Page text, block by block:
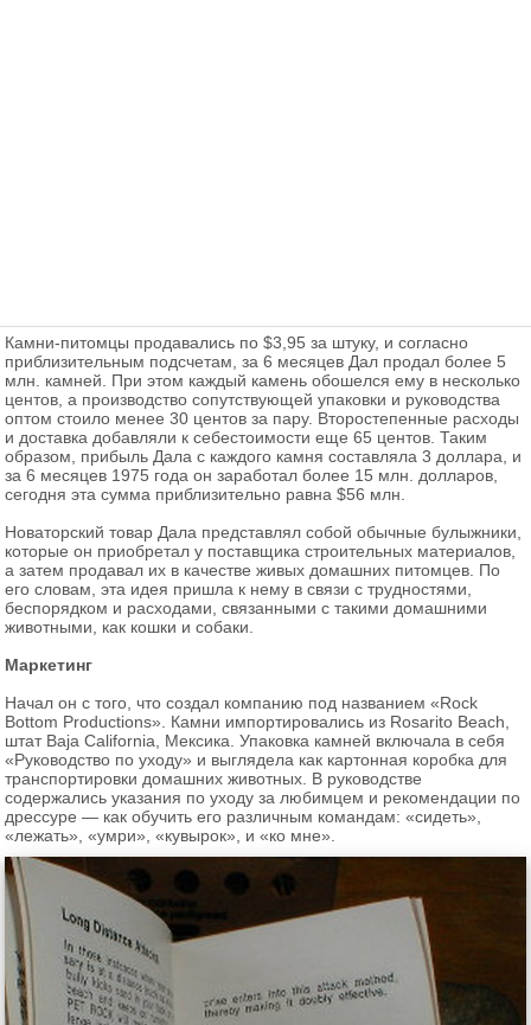
Камни-питомцы продавались по $3,95 за штуку, и согласно
приблизительным подсчетам, за 6 месяцев Дал продал более 5
млн. камней. При этом каждый камень обошелся ему в несколько
центов, а производство сопутствующей упаковки и руководства
оптом стоило менее 30 центов за пару. Второстепенные расходы
и доставка добавляли к себестоимости еще 65 центов. Таким
образом, прибыль Дала с каждого камня составляла 3 доллара, и
за 6 месяцев 1975 года он заработал более 15 млн. долларов,
сегодня эта сумма приблизительно равна $56 млн.
Новаторский товар Дала представлял собой обычные булыжники,
которые он приобретал у поставщика строительных материалов,
а затем продавал их в качестве живых домашних питомцев. По
его словам, эта идея пришла к нему в связи с трудностями,
беспорядком и расходами, связанными с такими домашними
животными, как кошки и собаки.
Маркетинг
Начал он с того, что создал компанию под названием «Rock
Bottom Productions». Камни импортировались из Rosarito Beach,
штат Baja California, Мексика. Упаковка камней включала в себя
«Руководство по уходу» и выглядела как картонная коробка для
транспортировки домашних животных. В руководстве
содержались указания по уходу за любимцем и рекомендации по
дрессуре — как обучить его различным командам: «сидеть»,
«лежать», «умри», «кувырок», и «ко мне».